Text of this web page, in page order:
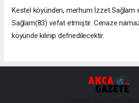
Kestel köyünden, merhum İzzet Sağlam
Sağlam(83) vefat etmiştir. Cenaze
köyünde kılınıp defnedilecektir.